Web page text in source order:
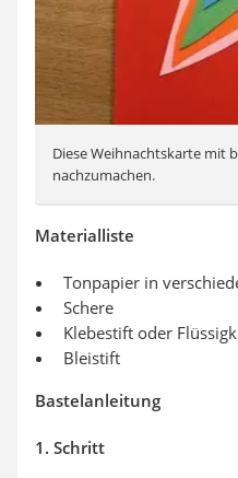
Diese Weihnachtskarte mit
nachzumachen.
Materialliste
Tonpapier in
Schere
Klebestift oder
Bleistift
Bastelanleitung
1. Schritt